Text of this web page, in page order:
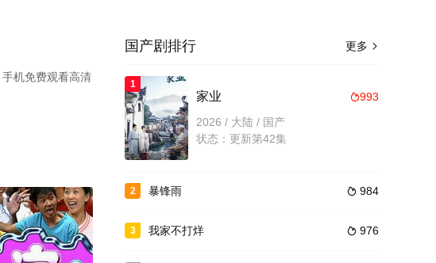
机免费观看高清
更多 
国产剧排行
1
993
家业
2026 / 大陆 / 国产
状态：更新第42集
2  984
暴锋雨
3  976
我家不打烊